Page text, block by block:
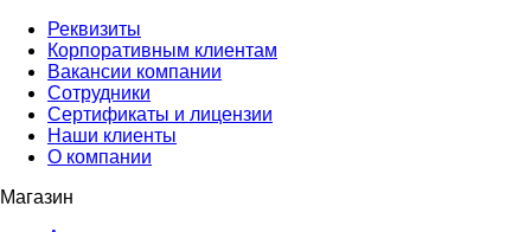
Реквизиты
Корпоративным клиентам
Вакансии компании
Сотрудники
Сертификаты и лицензии
Наши клиенты
О компании
Магазин